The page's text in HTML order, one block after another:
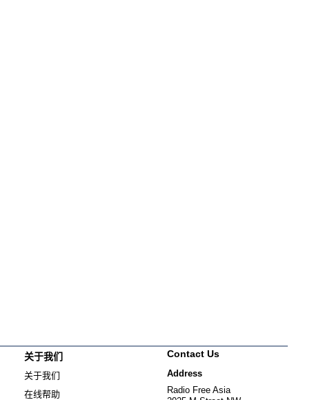
关于我们
关于我们
在线帮助
Contact Us
Address
Radio Free Asia